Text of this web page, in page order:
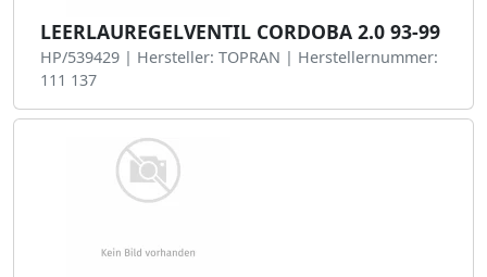
LEERLAUREGELVENTIL CORDOBA 2.0 93-99
HP/539429 | Hersteller: TOPRAN | Herstellernummer:
111 137